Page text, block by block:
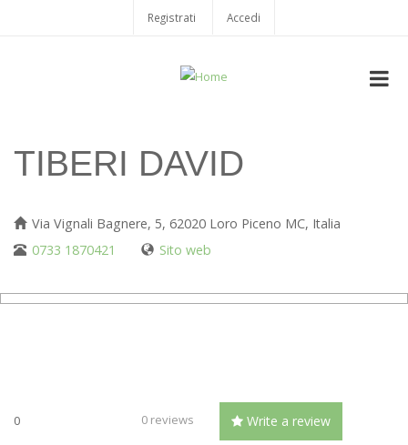
Registrati Accedi
TIBERI DAVID
Via Vignali Bagnere, 5, 62020 Loro Piceno MC, Italia
0733 1870421
Sito web
0 0 reviews Write a review